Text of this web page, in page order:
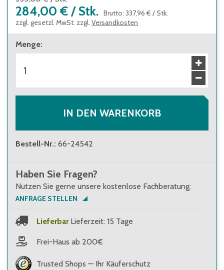
284,00 € / Stk. Brutto: 337,96 € /Stk.
zzgl. gesetzl. MwSt. zzgl. Versandkosten
Menge:
IN DEN WARENKORB
Bestell-Nr.: 66-24542
Haben Sie Fragen?
Nutzen Sie gerne unsere kostenlose Fachberatung:
ANFRAGE STELLEN
Lieferbar Lieferzeit: 15 Tage
Frei-Haus ab 200€
Trusted Shops — Ihr Käuferschutz